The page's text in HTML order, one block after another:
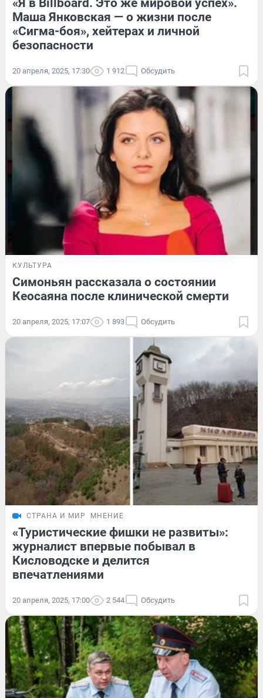
«Я в Billboard. Это же мировой успех».
Маша Янковская — о жизни после
«Сигма-боя», хейтерах и личной
безопасности
20 апреля, 2025, 17:30 1 912 Обсудить
КУЛЬТУРА
Симоньян рассказала о состоянии
Кеосаяна после клинической смерти
20 апреля, 2025, 17:07 1 893 Обсудить
СТРАНА И МИР МНЕНИЕ
«Туристические фишки не развиты»:
журналист впервые побывал в
Кисловодске и делится
впечатлениями
20 апреля, 2025, 17:00 2 544 Обсудить